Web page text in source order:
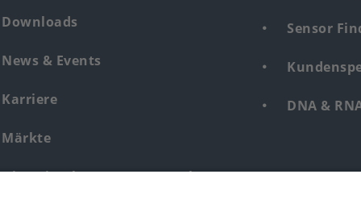
Downloads
News & Events
Karriere
Märkte
Hinweisgebersystem Mensch &
Sensor
DNA &